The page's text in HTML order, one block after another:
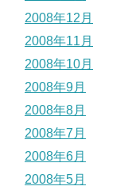
2008年12月
2008年11月
2008年10月
2008年9月
2008年8月
2008年7月
2008年6月
2008年5月